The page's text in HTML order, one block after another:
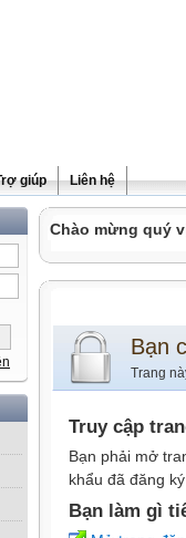
giúp Liên hệ
Chào mừng quý
Bạn
Trang
Truy cập
Bạn phải mở
khẩu đã đăng
Bạn làm gì